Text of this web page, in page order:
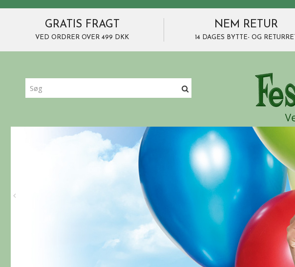
GRATIS FRAGT
VED ORDRER OVER 499 DKK
NEM RETUR
14 DAGES BYTTE- OG RETURRET